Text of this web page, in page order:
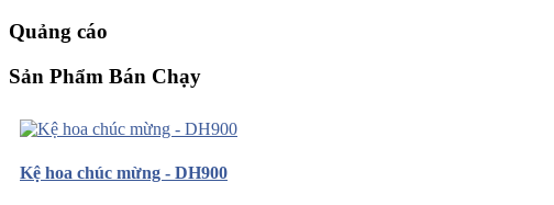
Quảng cáo
Sản Phẩm Bán Chạy
Kệ hoa chúc mừng - DH900